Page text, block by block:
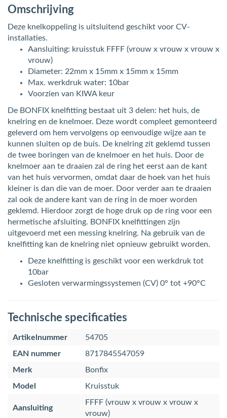
Omschrijving
Deze knelkoppeling is uitsluitend geschikt voor CV-
installaties.
Aansluiting: kruisstuk FFFF (vrouw x vrouw x vrouw x
vrouw)
Diameter: 22mm x 15mm x 15mm x 15mm
Max. werkdruk water: 10bar
Voorzien van KIWA keur
De BONFIX knelfitting bestaat uit 3 delen: het huis, de
knelring en de knelmoer. Deze wordt compleet gemonteerd
geleverd om hem vervolgens op eenvoudige wijze aan te
kunnen sluiten op de buis. De knelring zit geklemd tussen
de twee boringen van de knelmoer en het huis. Door de
knelmoer aan te draaien zal de ring het eerst aan de kant
van het huis vervormen, omdat daar de hoek van het huis
kleiner is dan die van de moer. Door verder aan te draaien
zal ook de andere kant van de ring in de moer worden
geklemd. Hierdoor zorgt de hoge druk op de ring voor een
hermetische afsluiting. BONFIX knelfittingen zijn
uitgevoerd met een messing knelring. Na gebruik van de
knelfitting kan de knelring niet opnieuw gebruikt worden.
Deze knelfitting is geschikt voor een werkdruk tot
10bar
Gesloten verwarmingssystemen (CV) 0° tot +90°C
Technische specificaties
Artikelnummer
54705
EAN nummer
8717845547059
Merk
Bonfix
Model
Kruisstuk
Aansluiting
FFFF (vrouw x vrouw x vrouw x
vrouw)